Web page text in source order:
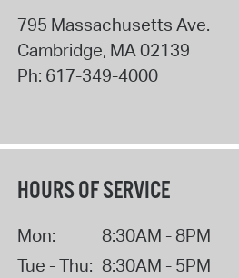
795 Massachusetts Ave.
Cambridge, MA02139
Ph: 617-349-4000
HOURS OF SERVICE
Mon:
8:30AM - 8PM
Tue - Thu: 8:30AM - 5PM